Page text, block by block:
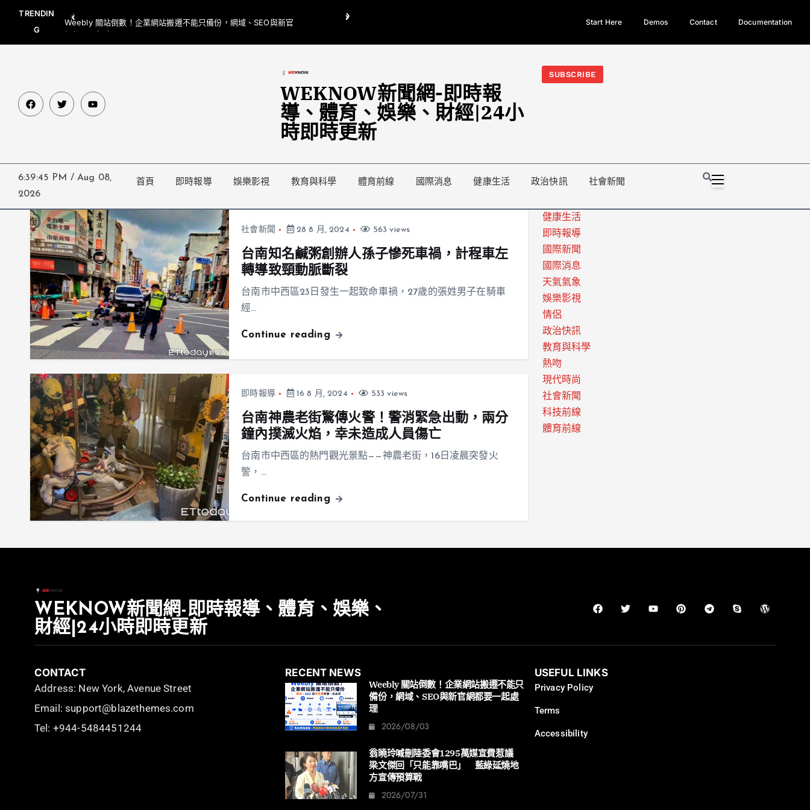
TRENDIN
G
Weebly 關站倒數！企業網站搬遷不能只備份，網域、SEO與新官
網都要一起處理
翁曉玲喊刪陸委會1295萬媒宣費惹議 梁文傑回「只能靠嘴巴」
今日熱門新聞TOP3｜西拉雅族正式成第17個原住民族、立院電競
光電場回
Start Here Demos Contact Documentation
WEKNOW新聞網-即時報
導、體育、娛樂、財經|24小
時即時更新
SUBSCRIBE
6:39:45 PM / Aug 08,
2026
首頁 即時報導 娛樂影視 教育與科學 體育前線 國際消息 健康生活 政治快訊 社會新聞
社會新聞 28 8 月, 2024 563 views
台南知名鹹粥創辦人孫子慘死車禍，計程車左
轉導致頸動脈斷裂
台南市中西區23日發生一起致命車禍，27歲的張姓男子在騎車
經…
Continue reading
即時報導 16 8 月, 2024 533 views
台南神農老街驚傳火警！警消緊急出動，兩分
鐘內撲滅火焰，幸未造成人員傷亡
台南市中西區的熱門觀光景點——神農老街，16日凌晨突發火
警，…
Continue reading
健康生活
即時報導
國際新聞
國際消息
天氣氣象
娛樂影視
情侶
政治快訊
教育與科學
熱吻
現代時尚
社會新聞
科技前線
體育前線
WEKNOW新聞網-即時報導、體育、娛樂、
財經|24小時即時更新
CONTACT
Address: New York, Avenue Street
Email: support@blazethemes.com
Tel: +944-5484451244
RECENT NEWS
Weebly 關站倒數！企業網站搬遷不能只
備份，網域、SEO與新官網都要一起處
理
2026/08/03
翁曉玲喊刪陸委會1295萬媒宣費惹議
梁文傑回「只能靠嘴巴」 藍綠延燒地
方宣傳預算戰
2026/07/31
USEFUL LINKS
Privacy Policy
Terms
Accessibility